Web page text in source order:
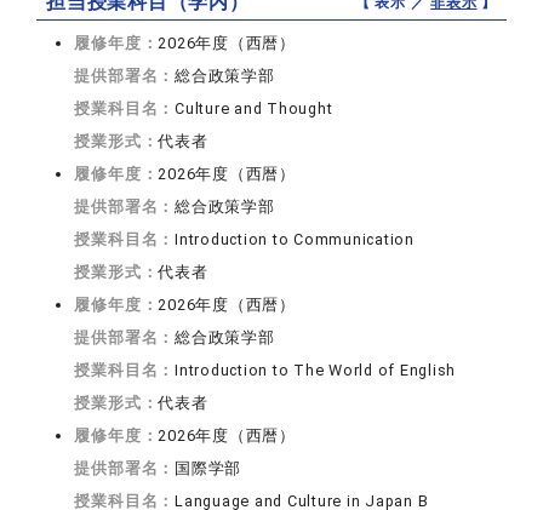
履修年度：2026年度（西暦）
提供部署名：総合政策学部
授業科目名：Culture and Thought
授業形式：代表者
履修年度：2026年度（西暦）
提供部署名：総合政策学部
授業科目名：Introduction to Communication
授業形式：代表者
履修年度：2026年度（西暦）
提供部署名：総合政策学部
授業科目名：Introduction to The World of English
授業形式：代表者
履修年度：2026年度（西暦）
提供部署名： 国際学部
授業科目名：Language and Culture in Japan B